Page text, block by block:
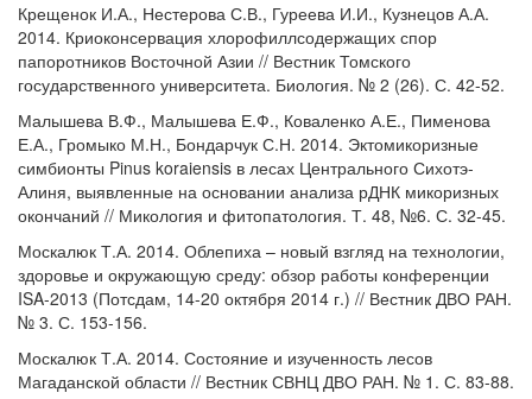
Крещенок И.А., Нестерова С.В., Гуреева И.И., Кузнецов А.А.
2014. Криоконсервация хлорофиллсодержащих спор
папоротников Восточной Азии // Вестник Томского
государственного университета. Биология. № 2 (26). С. 42-52.
Малышева В.Ф., Малышева Е.Ф., Коваленко А.Е., Пименова
Е.А., Громыко М.Н., Бондарчук С.Н. 2014. Эктомикоризные
симбионты Pinus koraiensis в лесах Центрального Сихотэ-
Алиня, выявленные на основании анализа рДНК микоризных
окончаний // Микология и фитопатология. Т. 48, №6. С. 32-45.
Москалюк Т.А. 2014. Облепиха – новый взгляд на технологии,
здоровье и окружающую среду: обзор работы конференции
ISA-2013 (Потсдам, 14-20 октября 2014 г.) // Вестник ДВО РАН.
№ 3. С. 153-156.
Москалюк Т.А. 2014. Состояние и изученность лесов
Магаданской области // Вестник СВНЦ ДВО РАН. № 1. С. 83-88.